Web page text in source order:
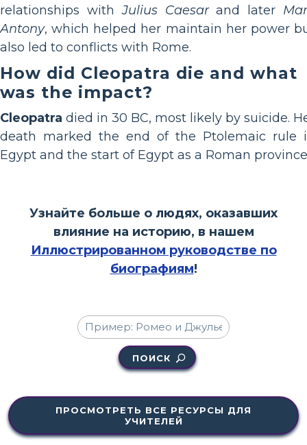
relationships withJulius Caesarand later
Antony, which helped her maintain her power
also led to conflicts with Rome.
How did Cleopatra die and what
was the impact?
Cleopatra died in 30 BC, most likely by suicide.
death marked the end of the Ptolemaic rule
Egypt and the start of Egypt as a Roman
Узнайте больше о людях, оказавших
влияние на историю, в нашем
Иллюстрированном руководстве по
биографиям!
ПОИСК
ПРОСМОТРЕТЬ ВСЕ РЕСУРСЫ ДЛЯ
УЧИТЕЛЕЙ